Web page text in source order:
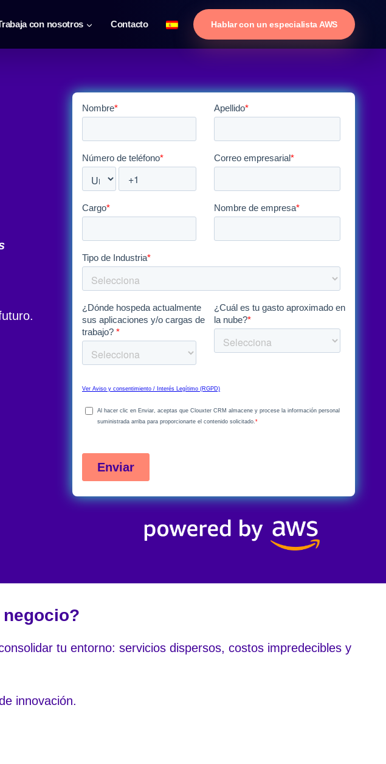
con nosotros Contacto Hablar con un especialista AWS
tu entorno: servicios dispersos, costos impredecibles y
innovación.